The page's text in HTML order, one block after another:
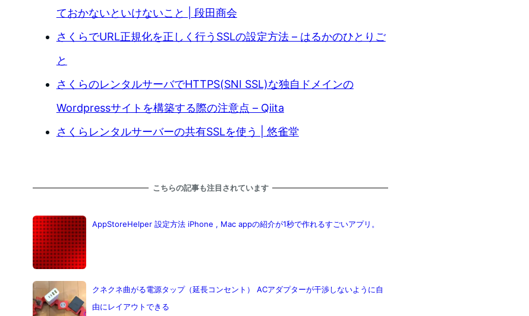
ておかないといけないこと | 段田商会
さくらでURL正規化を正しく行うSSLの設定方法 – はるかのひとりご
と
さくらのレンタルサーバでHTTPS(SNI SSL)な独自ドメインの
Wordpressサイトを構築する際の注意点 – Qiita
さくらレンタルサーバーの共有SSLを使う | 悠雀堂
こちらの記事も注目されています
AppStoreHelper 設定方法 iPhone , Mac appの紹介が1秒で作れるすごいアプリ。
クネクネ曲がる電源タップ（延長コンセント） ACアダプターが干渉しないように自
由にレイアウトできる